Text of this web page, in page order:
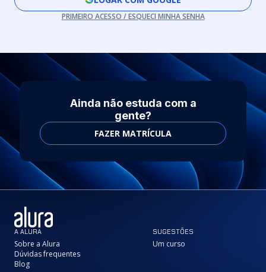
PRIMEIRO ACESSO / ESQUECI MINHA SENHA
Ainda não estuda com a
gente?
FAZER MATRÍCULA
A ALURA
Sobre a Alura
Dúvidas frequentes
Blog
SUGESTÕES
Um curso